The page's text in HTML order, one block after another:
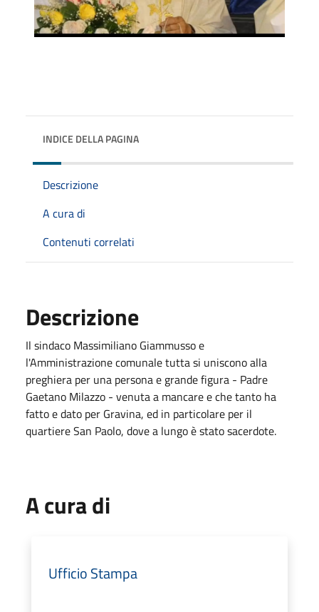
INDICE DELLA PAGINA
Descrizione
A cura di
Contenuti correlati
Descrizione
Il sindaco Massimiliano Giammusso e
l'Amministrazione comunale tutta si uniscono alla
preghiera per una persona e grande figura - Padre
Gaetano Milazzo - venuta a mancare e che tanto ha
fatto e dato per Gravina, ed in particolare per il
quartiere San Paolo, dove a lungo è stato sacerdote.
A cura di
Ufficio Stampa